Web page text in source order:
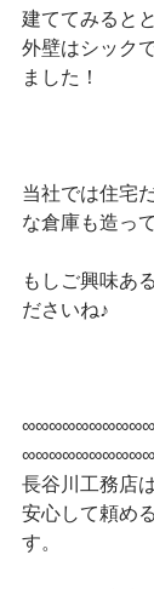
建ててみると
外壁はシック
ました！
当社では住宅
な倉庫も造っ
もしご興味あ
ださいね♪
長谷川工務店
安心して頼め
す。